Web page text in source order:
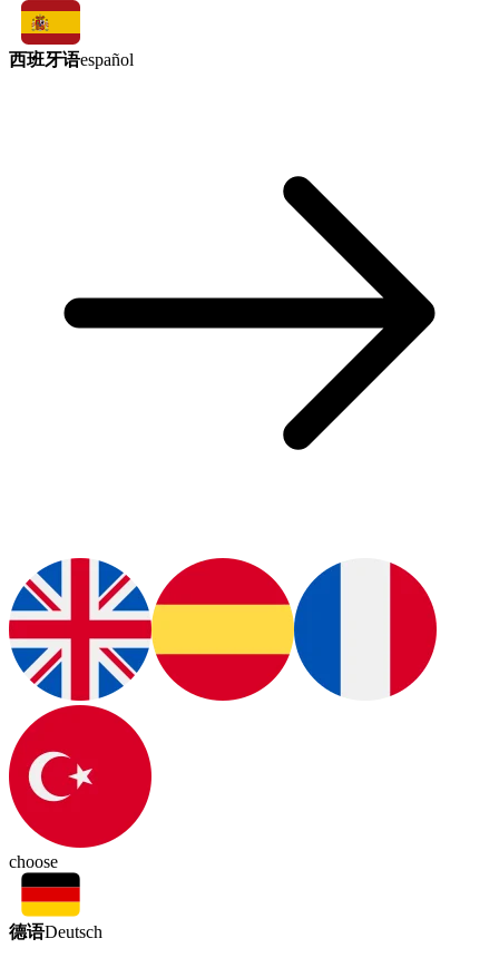
西班牙语español
choose
德语Deutsch